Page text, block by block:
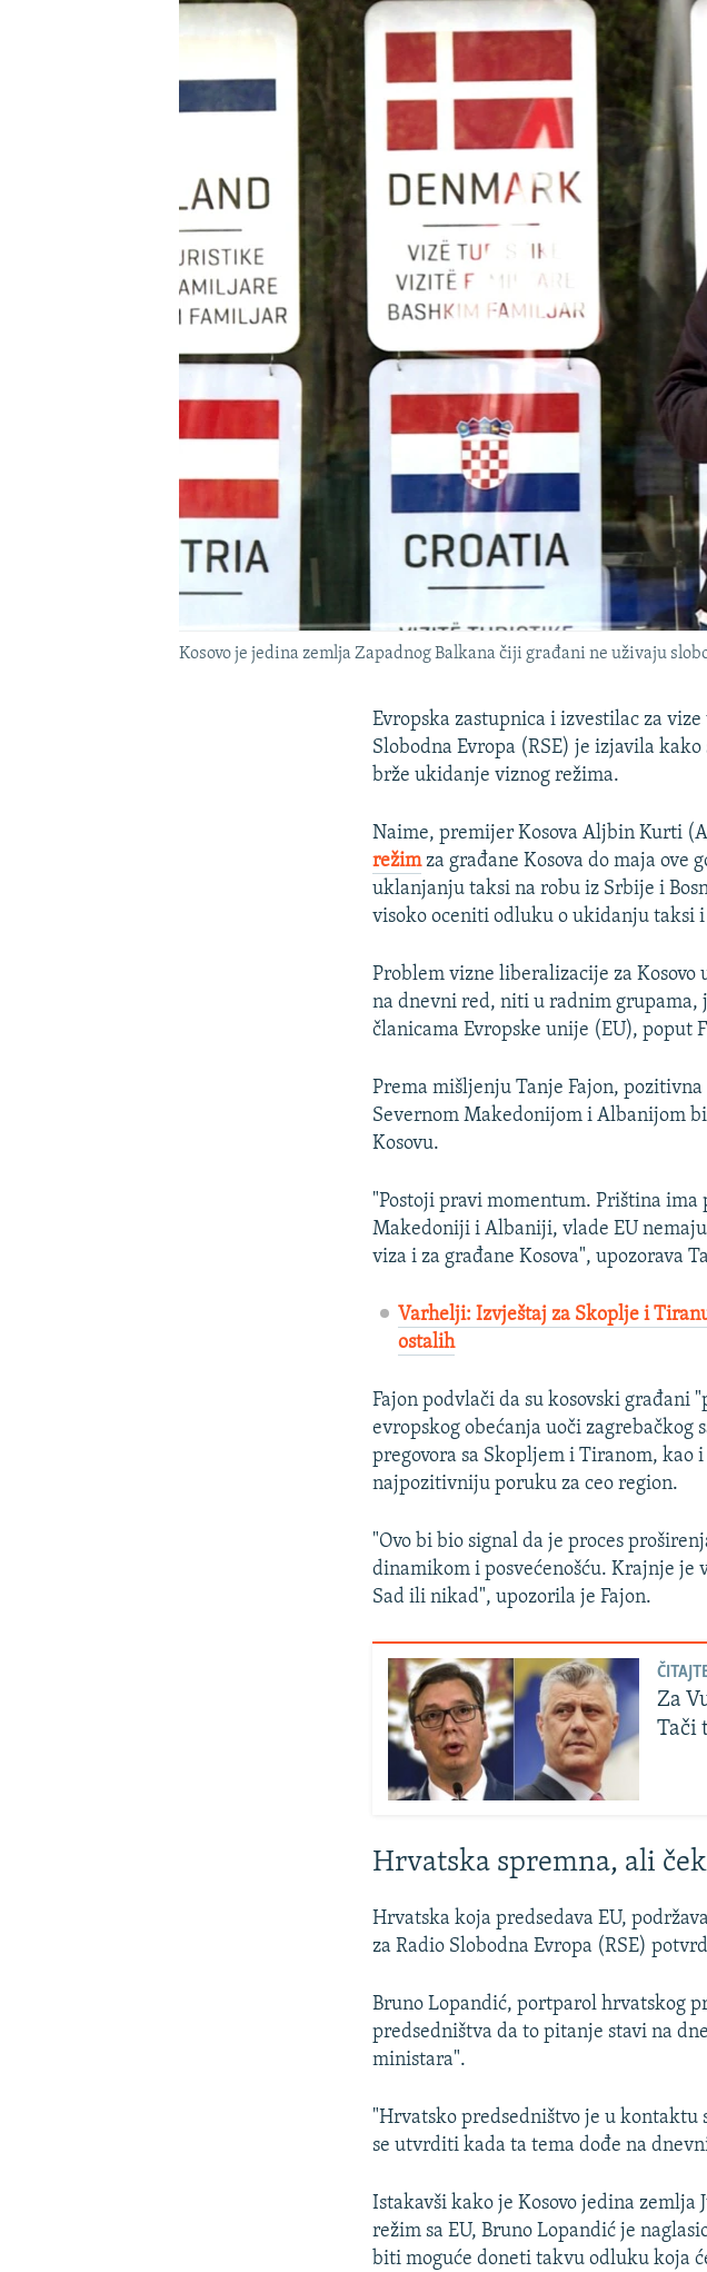
POPLAVE I KLIZIŠTA U BIH 2024.
TRI DECENIJE OD RATA U BIH
NASTANAK I RASPAD JUGOSLAVIJE
Kosovo je jedina zemlja Zapadnog Balkana čiji građani ne uživaju
Evropska zastupnica i izvestilac za
Slobodna Evropa (RSE) je izjavila
brže ukidanje viznog režima.
Naime, premijer Kosova Aljbin Kurti
režim za građane Kosova do maja ove
uklanjanju taksi na robu iz Srbije i
visoko oceniti odluku o ukidanju taksi
Problem vizne liberalizacije za Kosovo
na dnevni red, niti u radnim grupama,
članicama Evropske unije (EU), poput
Prema mišljenju Tanje Fajon,
Severnom Makedonijom i Albanijom
Kosovu.
"Postoji pravi momentum. Priština ima
Makedoniji i Albaniji, vlade EU
viza i za građane Kosova", upozorava
Varhelji: Izvještaj za Skoplje i
ostalih
​Fajon podvlači da su kosovski građani
evropskog obećanja uoči
pregovora sa Skopljem i Tiranom, kao
najpozitivniju poruku za ceo region.
"Ovo bi bio signal da je proces
dinamikom i posvećenošću. Krajnje je
Sad ili nikad", upozorila je Fajon.
Za
Tači
Hrvatska spremna, ali
Hrvatska koja predsedava EU,
za Radio Slobodna Evropa (RSE)
Bruno Lopandić, portparol hrvatskog
predsedništva da to pitanje stavi na
ministara".
"Hrvatsko predsedništvo je u kontaktu
se utvrditi kada ta tema dođe na
Istakavši kako je Kosovo jedina
režim sa EU, Bruno Lopandić je
biti moguće doneti takvu odluku koja